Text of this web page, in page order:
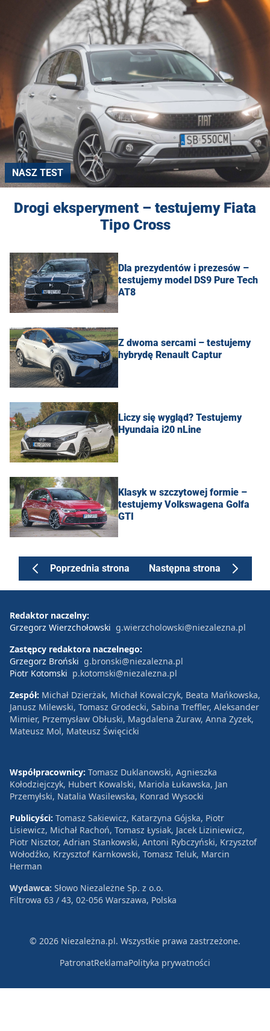
NASZ TEST
Drogi eksperyment – testujemy Fiata
Tipo Cross
Dla prezydentów i prezesów –
testujemy model DS9 Pure Tech
AT8
Z dwoma sercami – testujemy
hybrydę Renault Captur
Liczy się wygląd? Testujemy
Hyundaia i20 nLine
Klasyk w szczytowej formie –
testujemy Volkswagena Golfa
GTI
Poprzednia strona Następna strona
Redaktor naczelny:
Grzegorz Wierzchołowski g.wierzcholowski@niezalezna.pl
Zastępcy redaktora naczelnego:
Grzegorz Broński g.bronski@niezalezna.pl
Piotr Kotomski p.kotomski@niezalezna.pl
Zespół: Michał Dzierżak, Michał Kowalczyk, Beata Mańkowska,
Janusz Milewski, Tomasz Grodecki, Sabina Treffler, Aleksander
Mimier, Przemysław Obłuski, Magdalena Żuraw, Anna Zyzek,
Mateusz Mol, Mateusz Święcicki
Współpracownicy: Tomasz Duklanowski, Agnieszka
Kołodziejczyk, Hubert Kowalski, Mariola Łukawska, Jan
Przemyłski, Natalia Wasilewska, Konrad Wysocki
Publicyści: Tomasz Sakiewicz, Katarzyna Gójska, Piotr
Lisiewicz, Michał Rachoń, Tomasz Łysiak, Jacek Liziniewicz,
Piotr Nisztor, Adrian Stankowski, Antoni Rybczyński, Krzysztof
Wołodźko, Krzysztof Karnkowski, Tomasz Teluk, Marcin
Herman
Wydawca: Słowo Niezależne Sp. z o.o.
Filtrowa 63 / 43, 02-056 Warszawa, Polska
© 2026 Niezależna.pl. Wszystkie prawa zastrzeżone.
PatronatReklamaPolityka prywatności